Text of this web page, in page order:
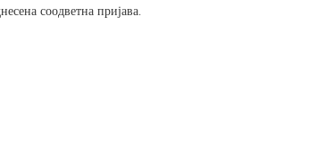
соодветна пријава.